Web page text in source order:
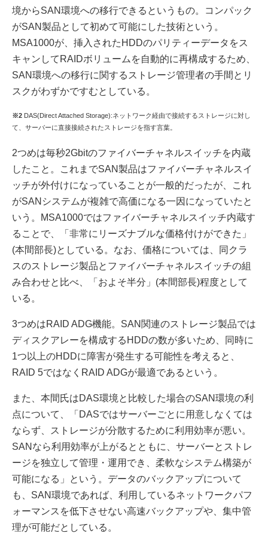
境からSAN環境への移行できるというもの。コンパック
がSAN製品として初めて可能にした技術という。
MSA1000が、挿入されたHDDのパリティーデータをス
キャンしてRAIDボリュームを自動的に再構成するため、
SAN環境への移行に関するストレージ管理者の手間とリ
スクがわずかですむとしている。
※2 DAS(Direct Attached Storage):ネットワーク経由で接続するストレージに対し
て、サーバーに直接接続されたストレージを指す言葉。
2つめは毎秒2Gbitのファイバーチャネルスイッチを内蔵
したこと。これまでSAN製品はファイバーチャネルスイ
ッチが外付けになっていることが一般的だったが、これ
がSANシステムが複雑で高価になる一因になっていたと
いう。MSA1000ではファイバーチャネルスイッチ内蔵す
ることで、「非常にリーズナブルな価格付けができた」
(本間部長)としている。なお、価格については、同クラ
スのストレージ製品とファイバーチャネルスイッチの組
み合わせと比べ、「およそ半分」(本間部長)程度として
いる。
3つめはRAID ADG機能。SAN関連のストレージ製品では
ディスクアレーを構成するHDDの数が多いため、同時に
1つ以上のHDDに障害が発生する可能性を考えると、
RAID 5ではなくRAID ADGが最適であるという。
また、本間氏はDAS環境と比較した場合のSAN環境の利
点について、「DASではサーバーごとに用意しなくては
ならず、ストレージが分散するために利用効率が悪い。
SANなら利用効率が上がるとともに、サーバーとストレ
ージを独立して管理・運用でき、柔軟なシステム構築が
可能になる」という。データのバックアップについて
も、SAN環境であれば、利用しているネットワークパフ
ォーマンスを低下させない高速バックアップや、集中管
理が可能だとしている。